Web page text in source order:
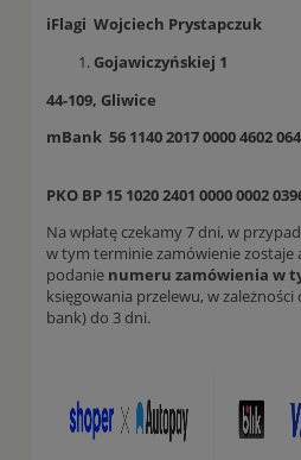
iFlagi Wojciech Prystapczuk
Gojawiczyńskiej 1
44-109, Gliwice
mBank 56 1140 2017 0000 4602
PKO BP 15 1020 2401 0000 0002
Na wpłatę czekamy 7 dni, w
w tym terminie zamówienie zostaje
podanie numeru zamówienia w
księgowania przelewu, w
bank) do 3 dni.